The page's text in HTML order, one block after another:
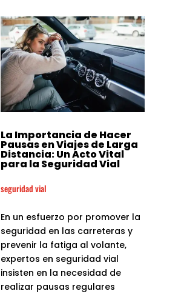
La Importancia de Hacer
Pausas en Viajes de Larga
Distancia: Un Acto Vital
para la Seguridad Vial
seguridad vial
En un esfuerzo por promover la
seguridad en las carreteras y
prevenir la fatiga al volante,
expertos en seguridad vial
insisten en la necesidad de
realizar pausas regulares